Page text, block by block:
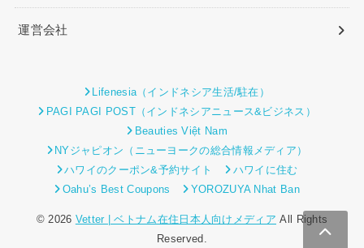
運営会社
Lifenesia（インドネシア生活/駐在）
PAGI PAGI POST（インドネシアニュース&ビジネス）
Beauties Việt Nam
NYジャピオン（ニューヨークの総合情報メディア）
ハワイのクーポン&予約サイト
ハワイに住む
Oahu’s Best Coupons
YOROZUYA Nhat Ban
© 2026 Vetter | ベトナム在住日本人向けメディア All Rights
Reserved.